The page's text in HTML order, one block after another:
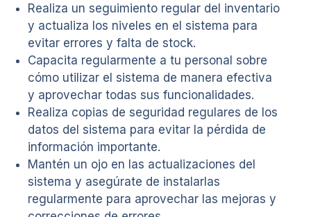
Realiza un seguimiento regular del inventario
y actualiza los niveles en el sistema para
evitar errores y falta de stock.
Capacita regularmente a tu personal sobre
cómo utilizar el sistema de manera efectiva
y aprovechar todas sus funcionalidades.
Realiza copias de seguridad regulares de los
datos del sistema para evitar la pérdida de
información importante.
Mantén un ojo en las actualizaciones del
sistema y asegúrate de instalarlas
regularmente para aprovechar las mejoras y